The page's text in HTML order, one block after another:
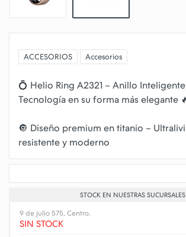
ACCESORIOS Accesorios
💍 Helio Ring A2321 – Anillo
Tecnología en su forma más elegante
🔘 Diseño premium en titanio –
STOCK EN NUESTRAS SUCURSALES
9 de julio 575, Centro.
SIN STOCK